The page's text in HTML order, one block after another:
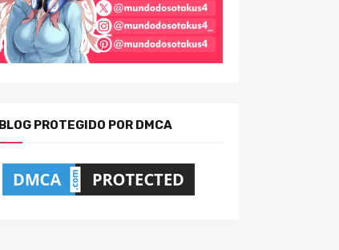
BLOG PROTEGIDO POR DMCA